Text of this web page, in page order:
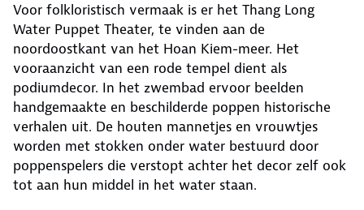
Voor folkloristisch vermaak is er het Thang Long
Water Puppet Theater, te vinden aan de
noordoostkant van het Hoan Kiem-meer. Het
vooraanzicht van een rode tempel dient als
podiumdecor. In het zwembad ervoor beelden
handgemaakte en beschilderde poppen historische
verhalen uit. De houten mannetjes en vrouwtjes
worden met stokken onder water bestuurd door
poppenspelers die verstopt achter het decor zelf ook
tot aan hun middel in het water staan.